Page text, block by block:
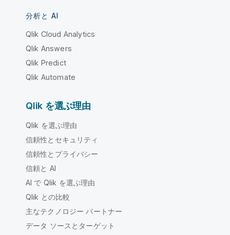
分析と AI
Qlik Cloud Analytics
Qlik Answers
Qlik Predict
Qlik Automate
Qlik を選ぶ理由
Qlik を選ぶ理由
信頼性とセキュリティ
信頼性とプライバシー
信頼と AI
AI で Qlik を選ぶ理由
Qlik との比較
主なテクノロジー パートナー
データ ソースとターゲット